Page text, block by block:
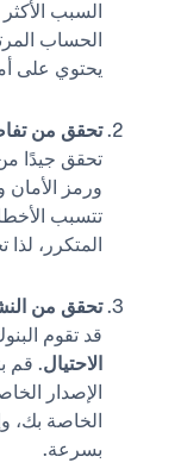
السبب
الحساب
يحتوي على
تحقق من
تحقق جيدًا من
ورمز
تتسبب
المتكرر،
تحقق من
قد تقوم
الاحتيال. قم
الإصدار
الخاصة بك،
بسرعة.